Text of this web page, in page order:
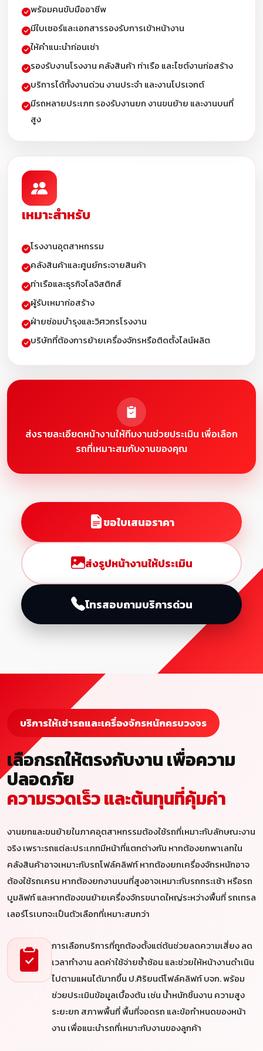
พร้อมคนขับมืออาชีพ
มีใบเซอร์และเอกสารรองรับการเข้าหน้างาน
ให้คำแนะนำก่อนเช่า
รองรับงานโรงงาน คลังสินค้า ท่าเรือ และไซต์งานก่อสร้าง
บริการได้ทั้งงานด่วน งานประจำ และงานโปรเจกต์
มีรถหลายประเภท รองรับงานยก งานขนย้าย และงานบนที่
สูง
เหมาะสำหรับ
โรงงานอุตสาหกรรม
คลังสินค้าและศูนย์กระจายสินค้า
ท่าเรือและธุรกิจโลจิสติกส์
ผู้รับเหมาก่อสร้าง
ฝ่ายซ่อมบำรุงและวิศวกรโรงงาน
บริษัทที่ต้องการย้ายเครื่องจักรหรือติดตั้งไลน์ผลิต
ส่งรายละเอียดหน้างานให้ทีมงานช่วยประเมิน เพื่อเลือก
รถที่เหมาะสมกับงานของคุณ
ขอใบเสนอราคา
ส่งรูปหน้างานให้ประเมิน
โทรสอบถามบริการด่วน
บริการให้เช่ารถและเครื่องจักรหนักครบวงจร
เลือกรถให้ตรงกับงาน เพื่อความ
ปลอดภัย
ความรวดเร็ว และต้นทุนที่คุ้มค่า
งานยกและขนย้ายในภาคอุตสาหกรรมต้องใช้รถที่เหมาะกับลักษณะงาน
จริง เพราะรถแต่ละประเภทมีหน้าที่แตกต่างกัน หากต้องยกพาเลทใน
คลังสินค้าอาจเหมาะกับรถโฟล์คลิฟท์ หากต้องยกเครื่องจักรหนักอาจ
ต้องใช้รถเครน หากต้องยกงานบนที่สูงอาจเหมาะกับรถกระเช้า หรือรถ
บูมลิฟท์ และหากต้องขนย้ายเครื่องจักรขนาดใหญ่ระหว่างพื้นที่ รถเทรล
เลอร์โรเบทจะเป็นตัวเลือกที่เหมาะสมกว่า
การเลือกบริการที่ถูกต้องตั้งแต่ต้นช่วยลดความเสี่ยง ลด
เวลาทำงาน ลดค่าใช้จ่ายซ้ำซ้อน และช่วยให้หน้างานดำเนิน
ไปตามแผนได้มากขึ้น ป.ศิริยนต์โฟล์คลิฟท์ บจก. พร้อม
ช่วยประเมินข้อมูลเบื้องต้น เช่น น้ำหนักชิ้นงาน ความสูง
ระยะยก สภาพพื้นที่ พื้นที่จอดรถ และข้อกำหนดของหน้า
งาน เพื่อแนะนำรถที่เหมาะกับงานของลูกค้า